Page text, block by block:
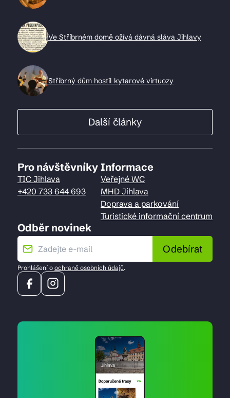
Ve Stříbrném domě ožívá dávná sláva Jihlavy
Stříbrný dům hostil kytarové virtuozy
Další články
Pro návštěvníky
TIC Jihlava
+420 733 644 693
Informace
Veřejné WC
MHD Jihlava
Doprava a parkování
Turistické informační centrum
Odběr novinek
Odebírat
Prohlášení o ochraně osobních údajů.